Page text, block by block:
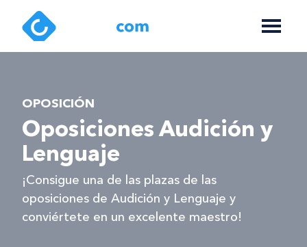
OPOSICIÓN
Oposiciones Audición y
Lenguaje
¡Consigue una de las plazas de las
oposiciones de Audición y Lenguaje y
conviértete en un excelente maestro!